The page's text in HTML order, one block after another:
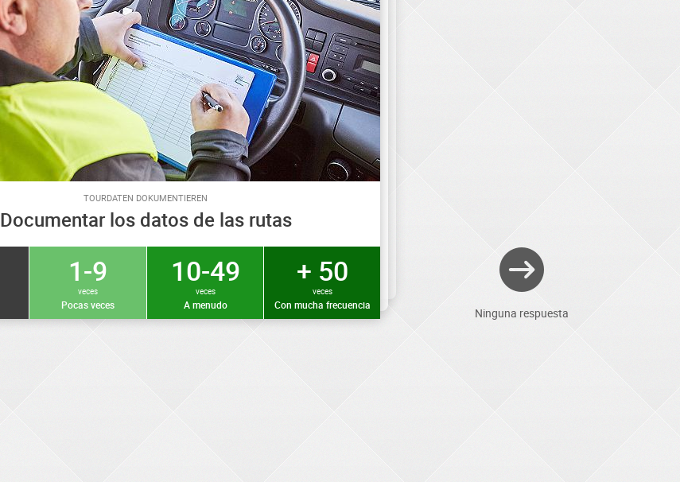
TOURDATEN DOKUMENTIEREN
Documentar los datos de las rutas
1-9
veces
Pocas veces
10-49
veces
A menudo
+ 50
veces
Con mucha frecuencia
Ninguna respuesta